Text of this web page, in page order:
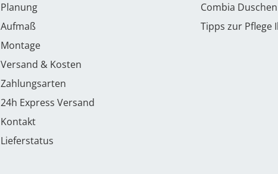
Planung
Aufmaß
Montage
Versand & Kosten
Zahlungsarten
24h Express Versand
Kontakt
Lieferstatus
Combia
Tipps zur Pflege